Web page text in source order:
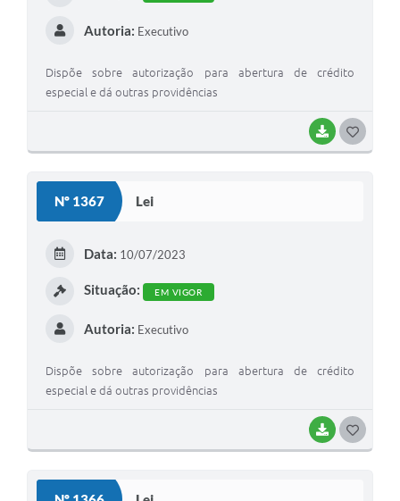
BAIXAR
Autoria: Executivo
Dispõe sobre autorização para abertura de crédito
especial e dá outras providências
Nº 1367 Lei
BAIXAR
Data: 10/07/2023
Situação: EM VIGOR
Autoria: Executivo
Dispõe sobre autorização para abertura de crédito
especial e dá outras providências